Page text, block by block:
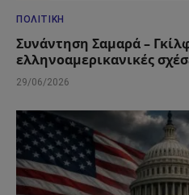
ΠΟΛΙΤΙΚΉ
Συνάντηση Σαμαρά –
ελληνοαμερικανικές
29/06/2026